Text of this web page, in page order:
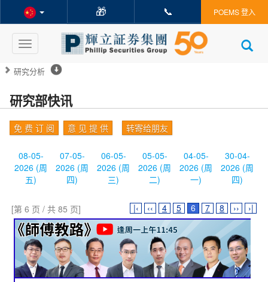
🎁 📞 POEMS 登入
Toggle
navigation
研究分析
研究部快讯
免 费 订 阅 意 见 提 供 转寄给朋友
08-05-
2026 (周
五)
07-05-
2026 (周
四)
06-05-
2026 (周
三)
05-05-
2026 (周
二)
04-05-
2026 (周
一)
30-04-
2026 (周
四)
[第 6 页 / 共 85 页] |‹ ‹‹ 4 5 6 7 8 ›› ›|